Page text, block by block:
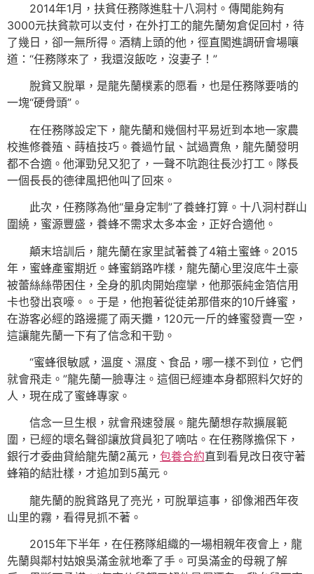
2014年1月，扶貧任務隊進駐十八洞村。傳聞能夠有
3000元扶貧款可以支付，在外打工的龍先蘭匆倉促回村，待
了幾日，卻一無所得。酒精上頭的他，徑直闖進調研會場嚷
道：“任務隊來了，我還沒飯吃，沒妻子！”
脫貧又脫單，是龍先蘭樸素的愿看，也是任務隊要啃的
一塊“硬骨頭”。
在任務隊設定下，龍先蘭和幾個村平易近到本地一家農
校進修養殖、蒔植技巧。養過竹鼠、試過賣魚，龍先蘭發明
都不合適。他渾勁兒又犯了，一聲不吭跑往長沙打工。隊長
一個長長的德律風把他叫了回來。
此次，任務隊為他“量身定制”了養蜂打算。十八洞村群山
圍繞，蜜源豐盛，養蜂不需求太多本金，正好合適他。
顛末培訓后，龍先蘭在家里試著養了4箱土蜜蜂。2015
年，蜜蜂產蜜期近。蜂蜜銷路咋樣，龍先蘭心里沒底牛土豪
被蕾絲絲帶困住，全身的肌肉開始痙攣，他那張純金箔信用
卡也發出哀嚎。。于是，他抱著從徒弟那借來的10斤蜂蜜，
在游客必經的路邊擺了兩天攤，120元一斤的蜂蜜發賣一空，
這讓龍先蘭一下有了信念和干勁。
“蜜蜂很敏感，溫度、濕度、食品，哪一樣不到位，它們
就會飛走。”龍先蘭一臉專注。這個已經連本身都照料欠好的
人，現在成了蜜蜂專家。
信念一旦生根，就會飛速發展。龍先蘭想存款擴展範
圍，已經的壞名聲卻讓放貸員犯了嘀咕。在任務隊擔保下，
銀行才委曲貸給龍先蘭2萬元， 包養合約直到看見改日夜守著
蜂箱的結壯樣，才追加到5萬元。
龍先蘭的脫貧路見了亮光，可脫單這事，卻像湘西年夜
山里的霧，看得見抓不著。
2015年下半年，在任務隊組織的一場相親年夜會上，龍
先蘭與鄰村姑娘吳滿金就地牽了手。可吳滿金的母親了解